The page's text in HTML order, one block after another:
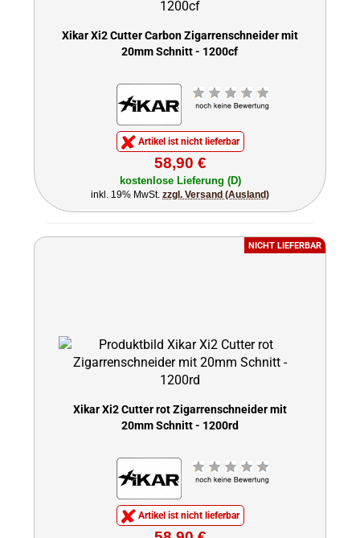
Xikar Xi2 Cutter Carbon Zigarrenschneider mit
20mm Schnitt - 1200cf
Artikel ist nicht lieferbar
58,90 €
kostenlose Lieferung (D)
inkl. 19% MwSt. zzgl. Versand (Ausland)
NICHT LIEFERBAR
Xikar Xi2 Cutter rot Zigarrenschneider mit
20mm Schnitt - 1200rd
Artikel ist nicht lieferbar